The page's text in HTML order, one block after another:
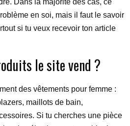
Dans la majorité des cas, ce
en soi, mais il faut le savoir
si tu veux recevoir ton article
le site vend ?
des vêtements pour femme :
maillots de bain,
Si tu cherches une pièce